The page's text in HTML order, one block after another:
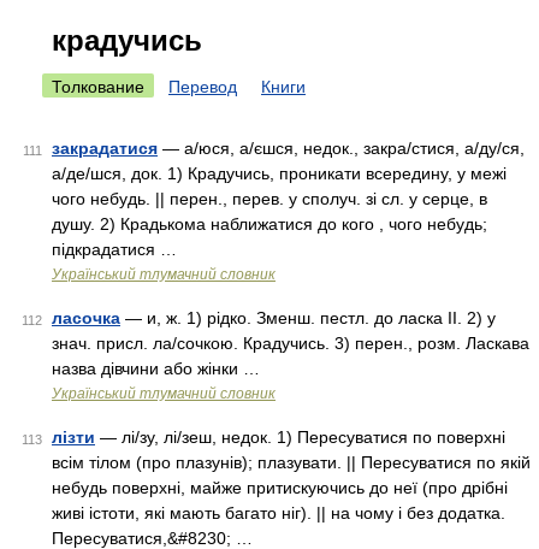
крадучись
Толкование Перевод Книги
111 закрадатися — а/юся, а/єшся, недок., закра/стися, а/ду/ся,
а/де/шся, док. 1) Крадучись, проникати всередину, у межі
чого небудь. || перен., перев. у сполуч. зі сл. у серце, в
душу. 2) Крадькома наближатися до кого , чого небудь;
підкрадатися …
Український тлумачний словник
112 ласочка — и, ж. 1) рідко. Зменш. пестл. до ласка II. 2) у
знач. присл. ла/сочкою. Крадучись. 3) перен., розм. Ласкава
назва дівчини або жінки …
Український тлумачний словник
113 лізти — лі/зу, лі/зеш, недок. 1) Пересуватися по поверхні
всім тілом (про плазунів); плазувати. || Пересуватися по якій
небудь поверхні, майже притискуючись до неї (про дрібні
живі істоти, які мають багато ніг). || на чому і без додатка.
Пересуватися,&#8230; …